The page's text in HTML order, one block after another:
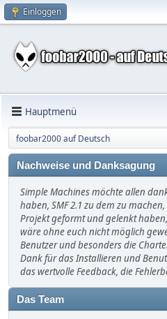
Einloggen
Hauptmenü
foobar2000 auf Deutsch
Nachweise und Danksagung
Simple Machines möchte allen
haben, SMF 2.1 zu dem zu
Projekt geformt und gelenkt
wäre ohne euch nicht möglich
Benutzer und besonders die
Dank für das Installieren und
das wertvolle Feedback, die
Das Team